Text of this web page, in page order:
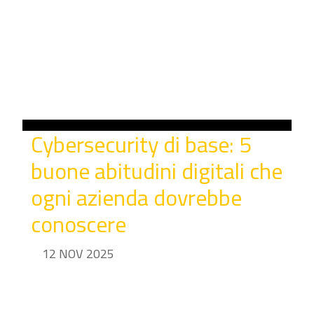
Cybersecurity di base: 5
buone abitudini digitali che
ogni azienda dovrebbe
conoscere
12 NOV 2025